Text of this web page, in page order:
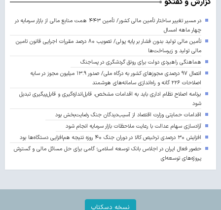
در مسیر تغییر ساختار تأمین مالی کشور/ تأمین ۴۴۳ همت منابع مالی از بازار سرمایه در
چهار ماهه امسال
تأمین مالی تولید بدون فشار بر پایه پولی/ تصویب ۸۰ درصد مقررات اجرایی قانون تامین
مالی تولید و زیرساخت‌ها
هماهنگی راهبردی دولت برای رونق گردشگری در پساجنگ
اتصال ۹۷ درصدی مجوزهای کشور به درگاه ملی/ صدور ۱۳.۹ میلیون مجوز در سایه
اصلاحات ۲۲۶ گانه و راه‌اندازی سامانه‌های هوشمند
برنامه اصلاح نظام اداری باید به اقدامات مشخص، قابل‌اندازه‌گیری و قابل‌پیگیری تبدیل
شود
اقدامات حمایتی وزارت اقتصاد از آسیب‌دیدگان جنگ رضایت‌بخش بود
آزادسازی سهام عدالت با رعایت ملاحظات بازار سرمایه انجام شود
افزایش ۳۰ درصدی ترخیص کالا در دوران جنگ ۴۰ روزه نتیجه هم‌افزایی دستگاه‌ها بود
حضور فعال ایران در اجلاس بانک توسعه اسلامی؛ گامی برای حل مسائل مالی و گسترش
پروژه‌های توسعه‌ای
نسخه دسکتاپ